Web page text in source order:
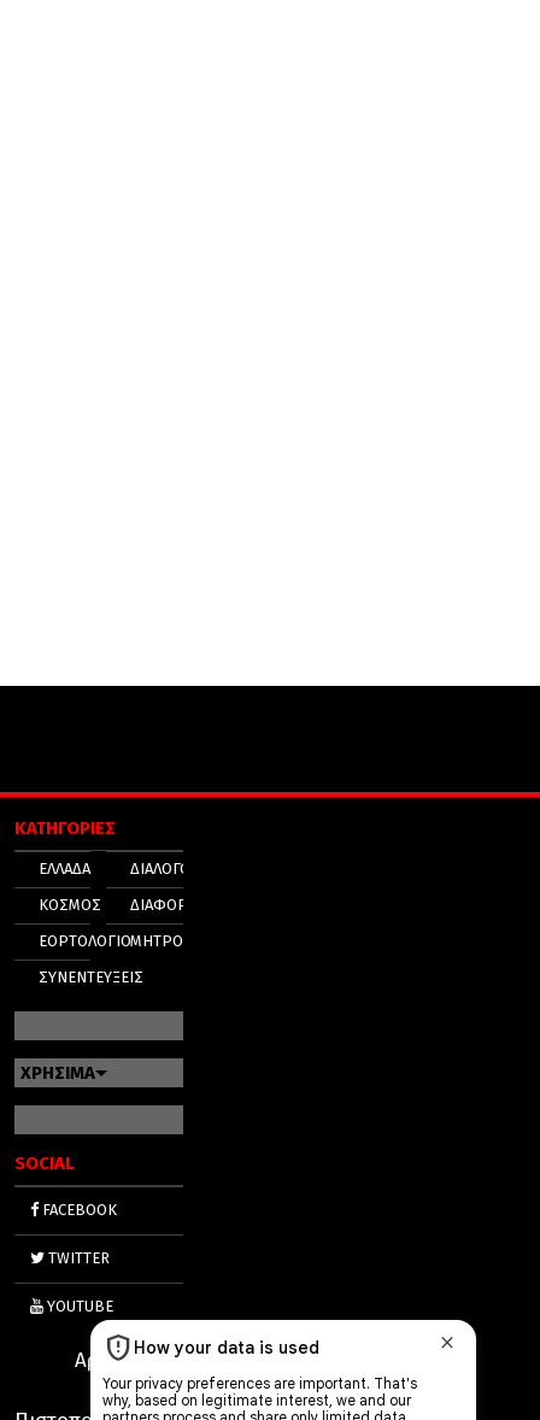
ΚΑΤΗΓΟΡΙΕΣ
ΕΛΛΑΔΑ
ΚΟΣΜΟΣ
ΕΟΡΤΟΛΟΓΙΟ
ΣΥΝΕΝΤΕΥΞΕΙΣ
ΔΙΑΛΟΓΟΣ
ΔΙΑΦΟΡΑ
ΜΗΤΡΟΠΟΛΕΙΣ
ΧΡΗΣΙΜΑ
SOCIAL
FACEBOOK
TWITTER
YOUTUBE
Αριθμός